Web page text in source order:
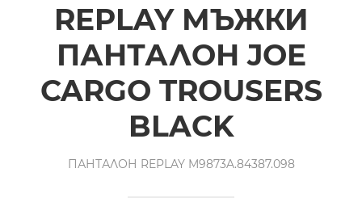
REPLAY МЪЖКИ
ПАНТАЛОН JOE
CARGO TROUSERS
BLACK
ПАНТАЛОН REPLAY M9873A.84387.098